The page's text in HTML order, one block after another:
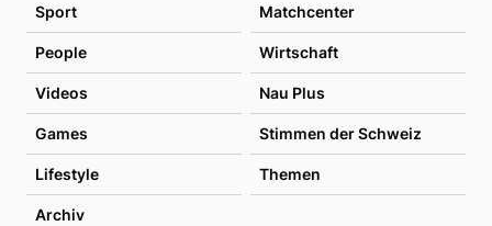
Sport Matchcenter
People Wirtschaft
Videos Nau Plus
Games Stimmen der Schweiz
Lifestyle Themen
Archiv